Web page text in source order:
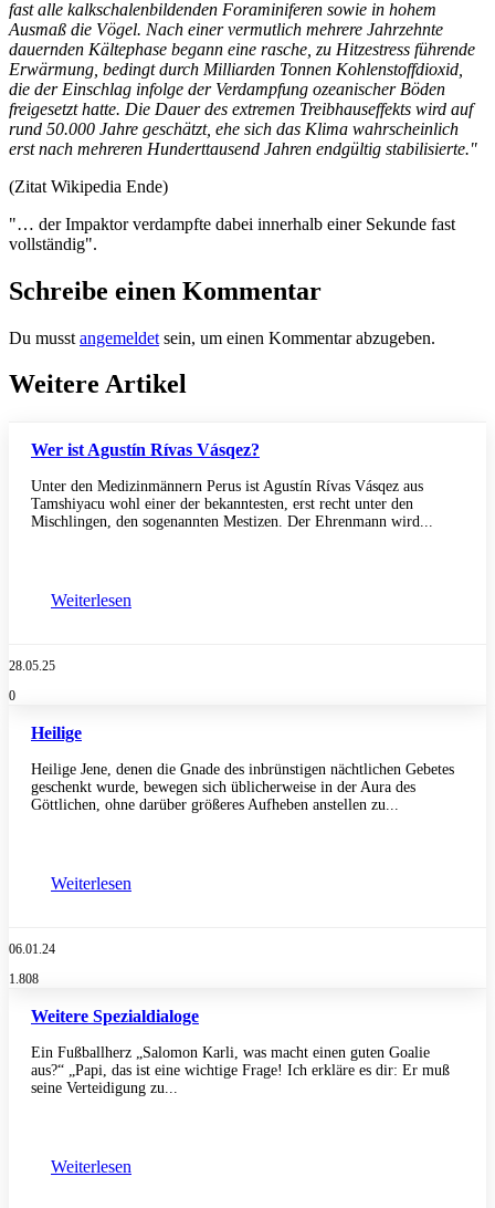
fast alle kalkschalenbildenden Foraminiferen sowie in hohem
Ausmaß die Vögel. Nach einer vermutlich mehrere Jahrzehnte
dauernden Kältephase begann eine rasche, zu Hitzestress führende
Erwärmung, bedingt durch Milliarden Tonnen Kohlenstoffdioxid,
die der Einschlag infolge der Verdampfung ozeanischer Böden
freigesetzt hatte. Die Dauer des extremen Treibhauseffekts wird auf
rund 50.000 Jahre geschätzt, ehe sich das Klima wahrscheinlich
erst nach mehreren Hunderttausend Jahren endgültig stabilisierte."
(Zitat Wikipedia Ende)
"… der Impaktor verdampfte dabei innerhalb einer Sekunde fast
vollständig".
Schreibe einen Kommentar
Du musst angemeldet sein, um einen Kommentar abzugeben.
Weitere Artikel
Wer ist Agustín Rívas Vásqez?
Unter den Medizinmännern Perus ist Agustín Rívas Vásqez aus
Tamshiyacu wohl einer der bekanntesten, erst recht unter den
Mischlingen, den sogenannten Mestizen. Der Ehrenmann wird...
Weiterlesen
28.05.25
0
Heilige
Heilige Jene, denen die Gnade des inbrünstigen nächtlichen Gebetes
geschenkt wurde, bewegen sich üblicherweise in der Aura des
Göttlichen, ohne darüber größeres Aufheben anstellen zu...
Weiterlesen
06.01.24
1.808
Weitere Spezialdialoge
Ein Fußballherz „Salomon Karli, was macht einen guten Goalie
aus?“ „Papi, das ist eine wichtige Frage! Ich erkläre es dir: Er muß
seine Verteidigung zu...
Weiterlesen